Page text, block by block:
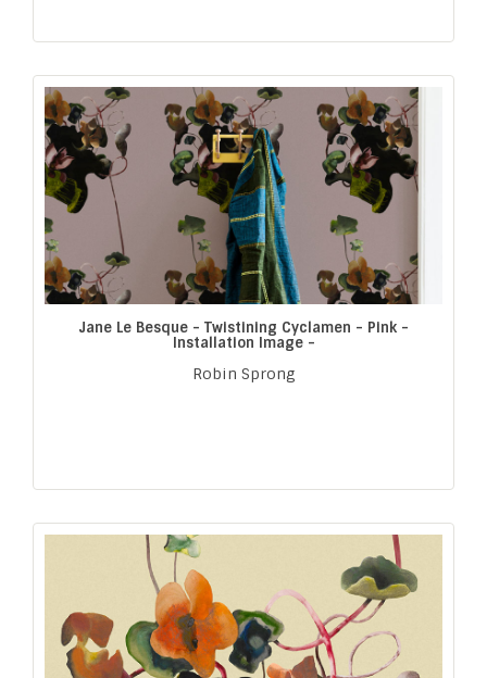
Jane Le Besque - Twistining Cyclamen - Pink -
Installation Image -
Robin Sprong